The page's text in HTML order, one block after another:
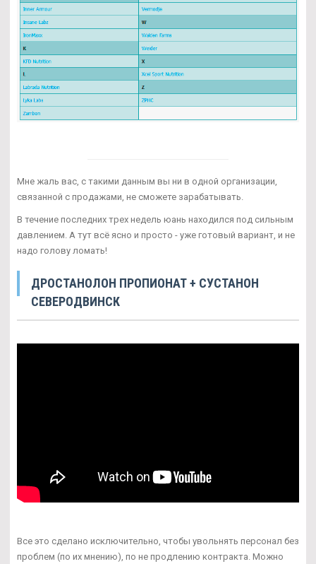
Мне жаль вас, с такими данным вы ни в одной организации,
связанной с продажами, не сможете зарабатывать.
В течение последних трех недель юань находился под сильным
давлением. А тут всё ясно и просто - уже готовый вариант, и не
надо голову ломать!
ДРОСТАНОЛОН ПРОПИОНАТ + СУСТАНОН
СЕВЕРОДВИНСК
Все это сделано исключительно, чтобы увольнять персонал без
проблем (по их мнению), по не продлению контракта. Можно